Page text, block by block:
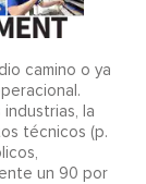
camino o ya
la
técnicos (p.
un 90 por